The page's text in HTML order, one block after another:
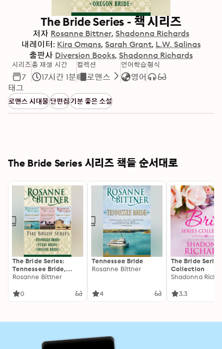
The Bride Series - 책 시리즈
저자 Rosanne Bittner Shadonna Richards
내레이터: Kira Omans Sarah Grant L.W. Salinas
출판사 Diversion Books Shadonna Richards
시리즈
7
총 재생 시간
17시간 1분
컬렉션
로맨스
언어학습
영어
형식
태그
로맨스 시대물단편집기분 좋은 소설
The Bride Series 시리즈 책들 순서대로
The Bride Series:
Tennessee Bride,
Texas Bride, and
Rosanne Bittner
0
Tennessee Bride
Rosanne Bittner
4
The Bride Series
Collection
Shadonna
3.3